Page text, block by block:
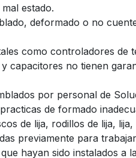
estado.
deformado o no
como controladores de
capacitores no tienen
por personal de
de formado
de lija, rodillos de lija,
previamente para
hayan sido instalados a